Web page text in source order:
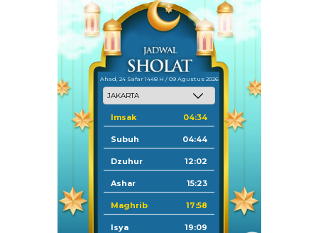
Ahad, 24 Safar 1448 H / 09 Agustus 2026
Imsak 04:34
Subuh 04:44
Dzuhur 12:02
Ashar 15:23
Maghrib 17:58
Isya 19:09